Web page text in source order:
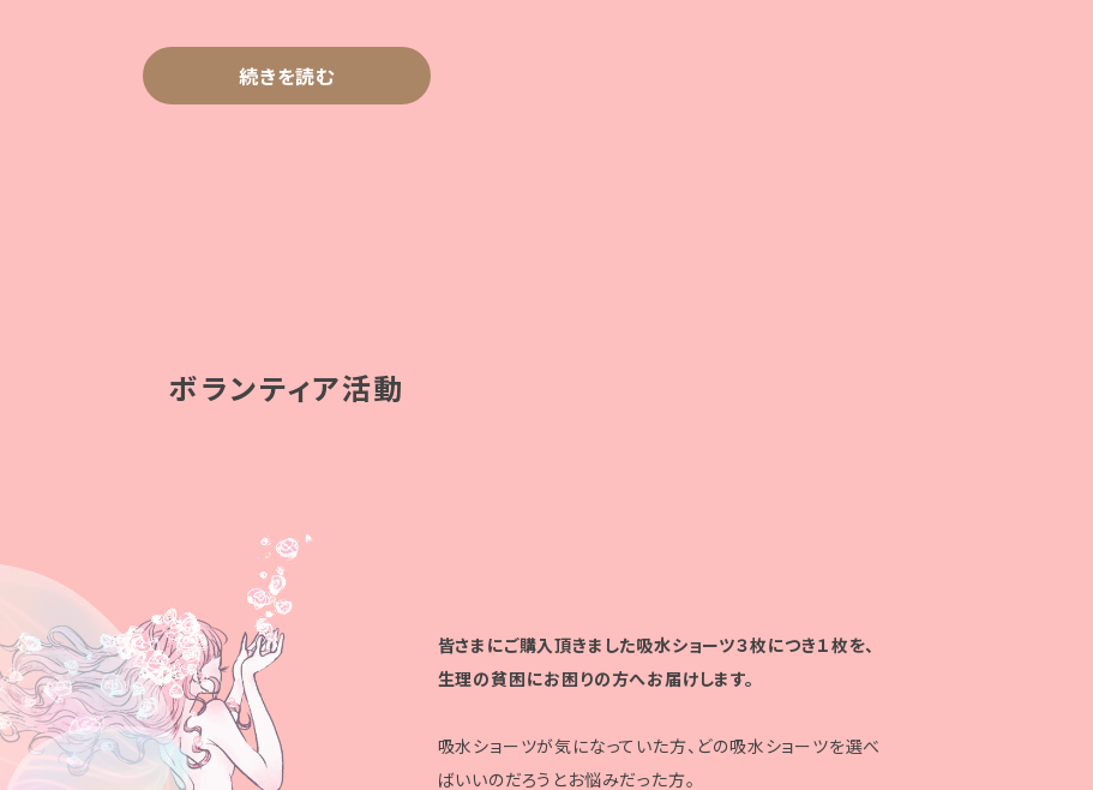
続きを読む
ボランティア活動
皆さまにご購入頂きました吸水ショーツ３枚につき１枚を、
生理の貧困にお困りの方へお届けします。
吸水ショーツが気になっていた方、どの吸水ショーツを選べ
ばいいのだろうとお悩みだった方。